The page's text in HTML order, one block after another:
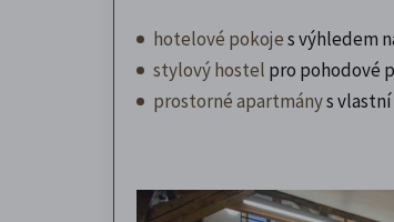
hotelové pokojes výhledem
stylový hostel pro pohodové
prostorné apartmánys